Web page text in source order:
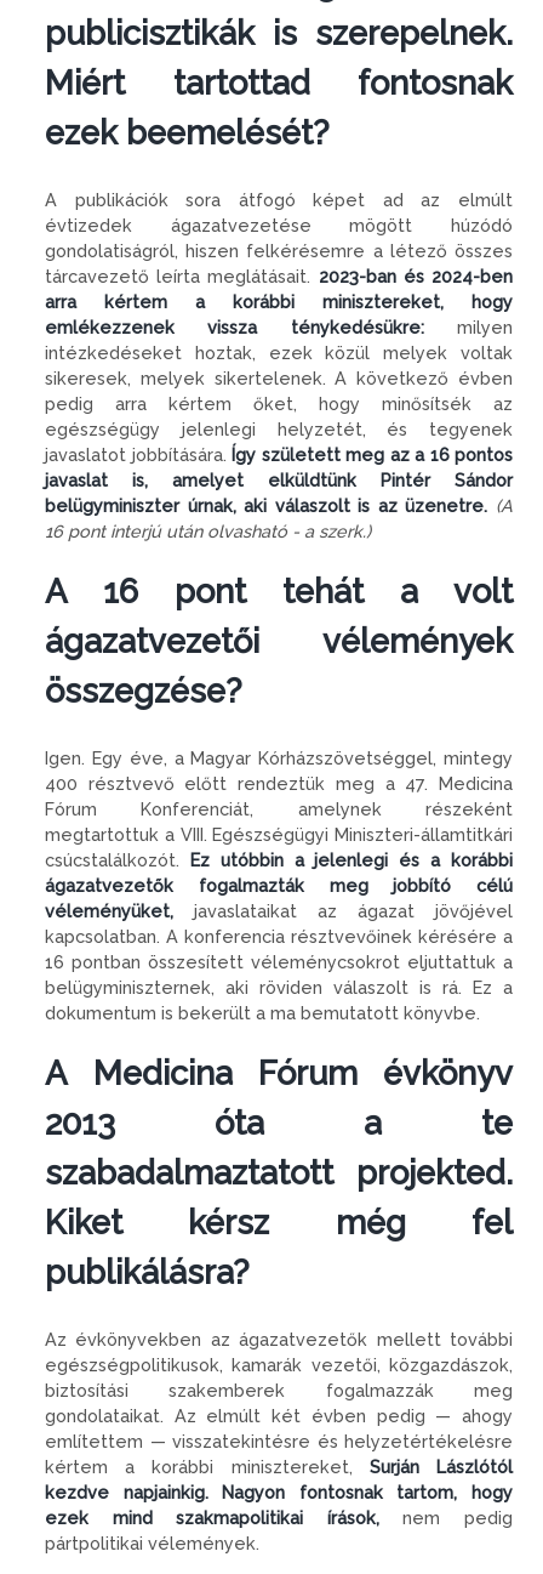
publicisztikák is szerepelnek.
Miért tartottad fontosnak
ezek beemelését?
A publikációk sora átfogó képet ad az elmúlt
évtizedek ágazatvezetése mögött húzódó
gondolatiságról, hiszen felkérésemre a létező összes
tárcavezető leírta meglátásait. 2023-ban és 2024-ben
arra kértem a korábbi minisztereket, hogy
emlékezzenek vissza ténykedésükre:milyen
intézkedéseket hoztak, ezek közül melyek voltak
sikeresek, melyek sikertelenek. A következő évben
pedig arra kértem őket, hogy minősítsék az
egészségügy jelenlegi helyzetét, és tegyenek
javaslatot jobbítására. Így született meg az a 16 pontos
javaslat is, amelyet elküldtünk Pintér Sándor
belügyminiszter úrnak, aki válaszolt is az üzenetre. (A
16 pont interjú után olvasható - a szerk.)
A 16 pont tehát a volt
ágazatvezetői vélemények
összegzése?
Igen. Egy éve, a Magyar Kórházszövetséggel, mintegy
400 résztvevő előtt rendeztük meg a 47. Medicina
Fórum Konferenciát, amelynek részeként
megtartottuk a VIII. Egészségügyi Miniszteri-államtitkári
csúcstalálkozót. Ez utóbbin a jelenlegi és a korábbi
ágazatvezetők fogalmazták meg jobbító célú
véleményüket, javaslataikat az ágazat jövőjével
kapcsolatban. A konferencia résztvevőinek kérésére a
16 pontban összesített véleménycsokrot eljuttattuk a
belügyminiszternek, aki röviden válaszolt is rá. Ez a
dokumentum is bekerült a ma bemutatott könyvbe.
A Medicina Fórum évkönyv
2013 óta a te
szabadalmaztatott projekted.
Kiket kérsz még fel
publikálásra?
Az évkönyvekben az ágazatvezetők mellett további
egészségpolitikusok, kamarák vezetői, közgazdászok,
biztosítási szakemberek fogalmazzák meg
gondolataikat. Az elmúlt két évben pedig — ahogy
említettem — visszatekintésre és helyzetértékelésre
kértem a korábbi minisztereket, Surján Lászlótól
kezdve napjainkig. Nagyon fontosnak tartom, hogy
ezek mind szakmapolitikai írások,nem pedig
pártpolitikai vélemények.